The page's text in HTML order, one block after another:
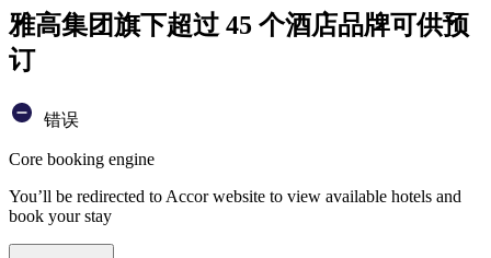
雅高集团旗下超过 45 个酒店品牌可供预
订
错误
Core booking engine
You’ll be redirected to Accor website to view available hotels and
book your stay